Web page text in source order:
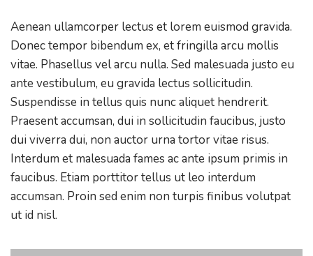
Aenean ullamcorper lectus et lorem euismod gravida.
Donec tempor bibendum ex, et fringilla arcu mollis
vitae. Phasellus vel arcu nulla. Sed malesuada justo eu
ante vestibulum, eu gravida lectus sollicitudin.
Suspendisse in tellus quis nunc aliquet hendrerit.
Praesent accumsan, dui in sollicitudin faucibus, justo
dui viverra dui, non auctor urna tortor vitae risus.
Interdum et malesuada fames ac ante ipsum primis in
faucibus. Etiam porttitor tellus ut leo interdum
accumsan. Proin sed enim non turpis finibus volutpat
ut id nisl.